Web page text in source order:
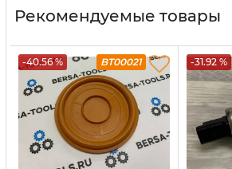
Рекомендуемые товары
-40.56 % BT00021 -31.92 %